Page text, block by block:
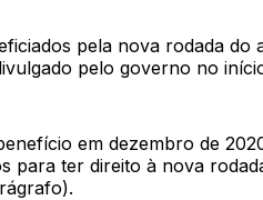
pela nova rodada do
pelo governo no
em dezembro de
para ter direito à nova